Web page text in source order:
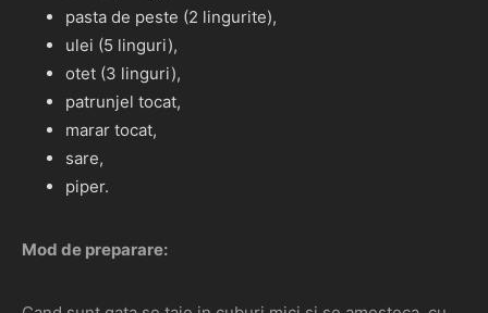
pasta de peste (2 lingurite),
ulei (5 linguri),
otet (3 linguri),
patrunjel tocat,
marar tocat,
sare,
piper.
Mod de preparare: